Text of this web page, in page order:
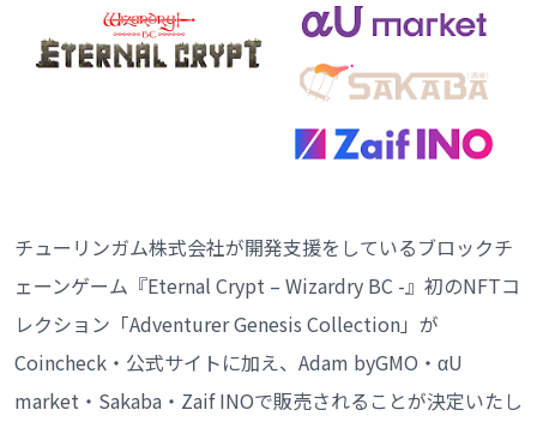
チューリンガム株式会社が開発支援をしているブロックチ
ェーンゲーム『Eternal Crypt – Wizardry BC -』初のNFTコ
レクション「Adventurer Genesis Collection」が
Coincheck・公式サイトに加え、Adam byGMO・αU
market・Sakaba・Zaif INOで販売されることが決定いたし